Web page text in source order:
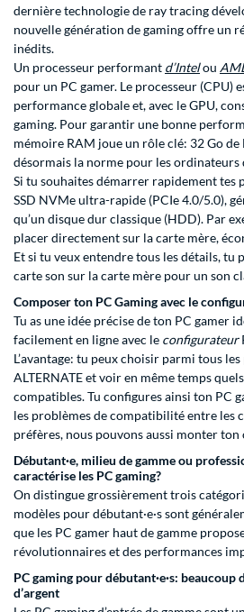
dernière technologie de ray tracing
nouvelle génération de gaming offre un
inédits.
Un processeur performant d’Intelou
pour un PC gamer. Le processeur (CPU)
performance globale et, avec le GPU,
gaming. Pour garantir une bonne
mémoire RAM joue un rôle clé: 32 Go
désormais la norme pour les ordinateurs
Si tu souhaites démarrer rapidement tes
SSD NVMe ultra-rapide (PCIe 4.0/5.0),
qu’un disque dur classique (HDD). Par
placer directement sur la carte mère,
Et si tu veux entendre tous les détails, tu
carte son sur la carte mère pour un son
Composer ton PC Gaming avec le
Tu as une idée précise de ton PC gamer
facilement en ligne avec le configurateur
L’avantage: tu peux choisir parmi tous
ALTERNATE et voir en même temps
compatibles. Tu configures ainsi ton PC
les problèmes de compatibilité entre les
préfères, nous pouvons aussi monter
Débutant·e, milieu de gamme ou
caractérise les PC gaming?
On distingue grossièrement trois
modèles pour débutant·e·s sont
que les PC gamer haut de gamme
révolutionnaires et des performances
PC gaming pour débutant·e·s: beaucoup
d’argent